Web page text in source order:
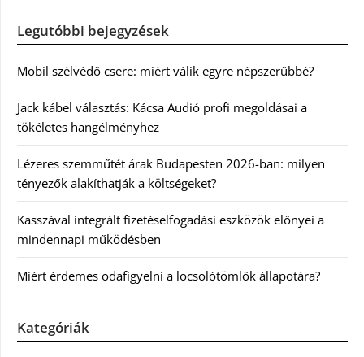
Legutóbbi bejegyzések
Mobil szélvédő csere: miért válik egyre népszerűbbé?
Jack kábel választás: Kácsa Audió profi megoldásai a
tökéletes hangélményhez
Lézeres szemműtét árak Budapesten 2026-ban: milyen
tényezők alakíthatják a költségeket?
Kasszával integrált fizetéselfogadási eszközök előnyei a
mindennapi működésben
Miért érdemes odafigyelni a locsolótömlők állapotára?
Kategóriák